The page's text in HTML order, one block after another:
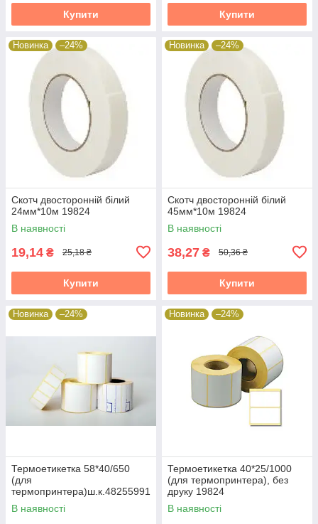
Купити Купити
Новинка –24%
Скотч двосторонній білий
24мм*10м 19824
В наявності
19,14 ₴ 25,18 ₴
Купити
Новинка –24%
Скотч двосторонній білий
45мм*10м 19824
В наявності
38,27 ₴ 50,36 ₴
Купити
Новинка –24%
Термоетикетка 58*40/650
(для
термопринтера)ш.к.48255991
73364 38315
В наявності
Новинка –24%
Термоетикетка 40*25/1000
(для термопринтера), без
друку 19824
В наявності